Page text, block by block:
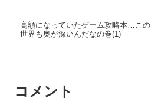
高額になっていたゲーム攻略本…この
世界も奥が深いんだなの巻(1)
コメント